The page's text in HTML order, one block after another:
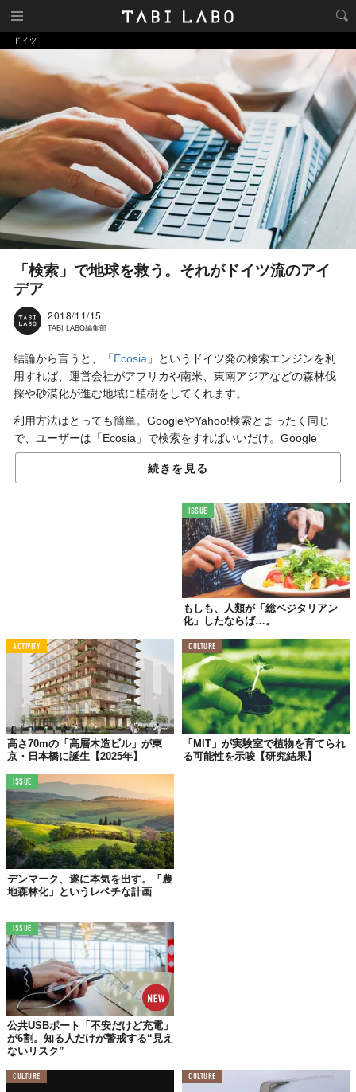
ドイツ
「検索」で地球を救う。それがドイツ流のアイ
デア
2018/11/15
TABI LABO編集部
結論から言うと、「Ecosia 」というドイツ発の検索エンジンを利
用すれば、運営会社がアフリカや南米、東南アジアなどの森林伐
採や砂漠化が進む地域に植樹をしてくれます。
利用方法はとっても簡単。GoogleやYahoo!検索とまったく同じ
で、ユーザーは「Ecosia」で検索をすればいいだけ。Google
Chromeの拡張機能としてもインストールできるようになってい
WEBサイトで確認すると、これまでに約4000万本の木が植えられ
たといいます。そのすべての資金をまかなうのは広告収入。
しかも、「Ecosia」を開発したChristian Krollさんは、大学時代の
頃にこのアイデアを考えたそう。スゴい！
Reference:ECOSIA
Top image: ©iStock.com/anyaberkut
この世界は、もっと広いはずだ。
続きを見る
ISSUE
もしも、人類が「総ベジタリアン
化」したならば…。
ACTIVITY
高さ70mの「高層木造ビル」が東
京・日本橋に誕生【2025年】
CULTURE
「MIT」が実験室で植物を育てられ
る可能性を示唆【研究結果】
ISSUE
デンマーク、遂に本気を出す。「農
地森林化」というレベチな計画
ISSUE
公共USBポート「不安だけど充電」
が6割。知る人だけが警戒する“見え
ないリスク”
CULTURE CULTURE